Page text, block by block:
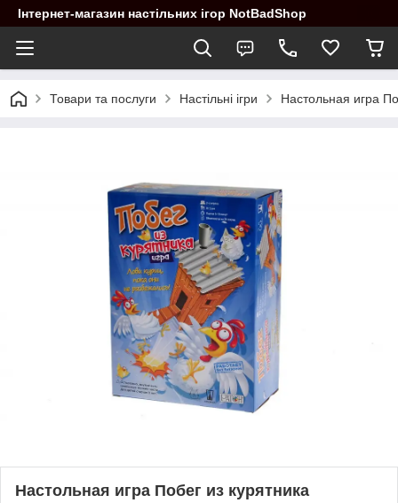
Інтернет-магазин настільних ігор NotBadShop
Товари та послуги Настільні ігри Настольная игра
Настольная игра Побег из курятника